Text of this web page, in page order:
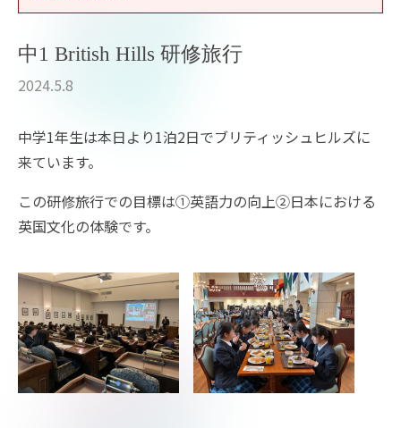
中1 British Hills 研修旅行
2024.5.8
中学1年生は本日より1泊2日でブリティッシュヒルズに
来ています。
この研修旅行での目標は①英語力の向上②日本における
英国文化の体験です。